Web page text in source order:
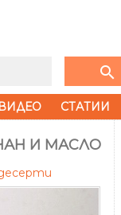
search
ВИДЕО СТАТИИ
И МАСЛО